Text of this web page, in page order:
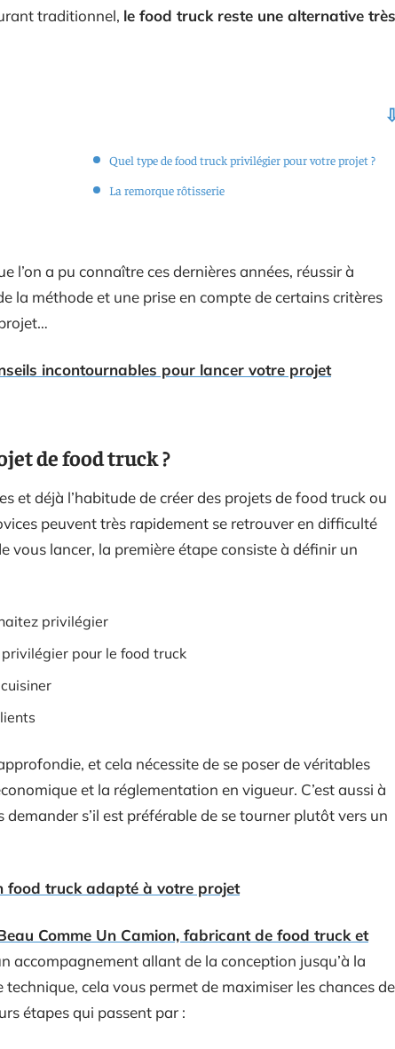
traditionnel, le food truck reste une alternative très
Quel type de food truck privilégier pour votre projet ?
La remorque rôtisserie
l’on a pu connaître ces dernières années, réussir à
la méthode et une prise en compte de certains critères
incontournables pour lancer votre projet
de food truck ?
et déjà l’habitude de créer des projets de food truck ou
peuvent très rapidement se retrouver en difficulté
vous lancer, la première étape consiste à définir un
privilégier
pour le food truck
et cela nécessite de se poser de véritables
et la réglementation en vigueur. C’est aussi à
s’il est préférable de se tourner plutôt vers un
food truck adapté à votre projet
Comme Un Camion, fabricant de food truck et
accompagnement allant de la conception jusqu’à la
cela vous permet de maximiser les chances de
étapes qui passent par :